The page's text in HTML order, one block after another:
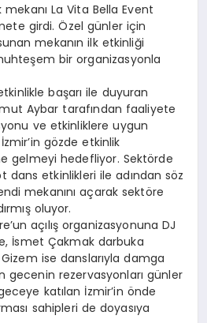
La Vita Bella Event
girdi. Özel günler için
mekanın ilk etkinliği
bir organizasyonla
başarı ile duyuran
Aybar tarafından faaliyete
ve etkinliklere uygun
gözde etkinlik
gelmeyi hedefliyor. Sektörde
dans etkinlikleri ile adından söz
mekanını açarak sektöre
oluyor.
açılış organizasyonuna DJ
İsmet Çakmak darbuka
ise danslarıyla damga
gecenin rezervasyonları günler
katılan İzmir’in önde
sahipleri de doyasıya